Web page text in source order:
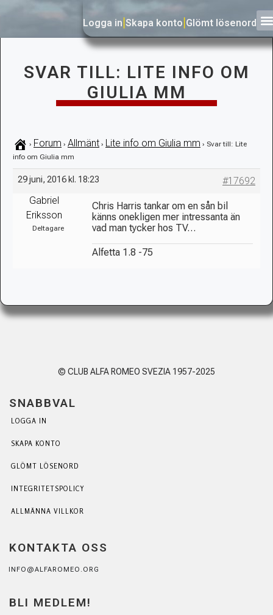
Logga in Skapa konto Glömt lösenord
SVAR TILL: LITE INFO OM
GIULIA MM
› Forum › Allmänt › Lite info om Giulia mm › Svar till: Lite
info om Giulia mm
29 juni, 2016 kl. 18:23
#17692
Gabriel
Eriksson
Deltagare
Chris Harris tankar om en sån bil
känns onekligen mer intressanta än
vad man tycker hos TV…
Alfetta 1.8 -75
© CLUB ALFA ROMEO SVEZIA 1957-2025
SNABBVAL
LOGGA IN
SKAPA KONTO
GLÖMT LÖSENORD
INTEGRITETSPOLICY
ALLMÄNNA VILLKOR
KONTAKTA OSS
INFO@ALFAROMEO.ORG
BLI MEDLEM!